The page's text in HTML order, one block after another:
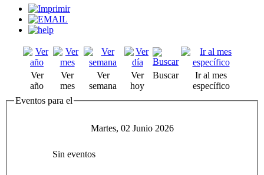
Ver
año
Ver
mes
Ver
semana
Ver
hoy
Buscar
Ir al mes
específico
Eventos para el
Martes, 02 Junio 2026
Sin eventos